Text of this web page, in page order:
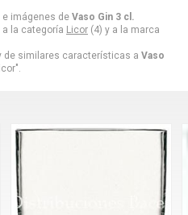
imágenes de Vaso Gin 3 cl.
la categoría Licor (4) y a la marca
de similares características a Vaso